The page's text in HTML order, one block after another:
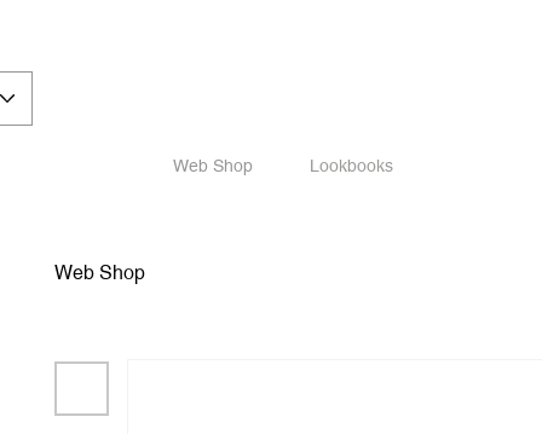
Web Shop Lookbooks
Web Shop